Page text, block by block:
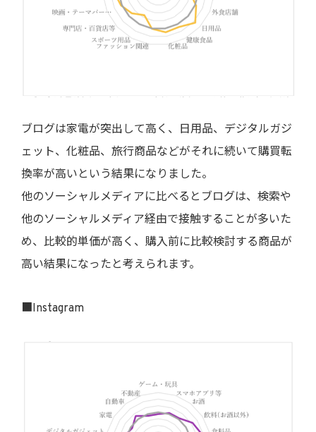
ブログは家電が突出して高く、日用品、デジタルガジ
ェット、化粧品、旅行商品などがそれに続いて購買転
換率が高いという結果になりました。
他のソーシャルメディアに比べるとブログは、検索や
他のソーシャルメディア経由で接触することが多いた
め、比較的単価が高く、購入前に比較検討する商品が
高い結果になったと考えられます。
■Instagram